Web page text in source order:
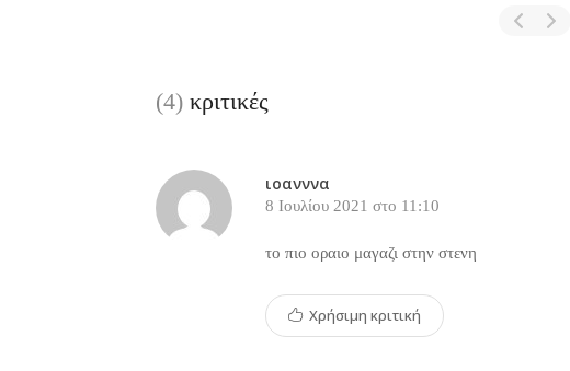
(4) κριτικές
ιοανννα
8 Ιουλίου 2021 στο 11:10
το πιο οραιο μαγαζι στην στενη
Χρήσιμη κριτική